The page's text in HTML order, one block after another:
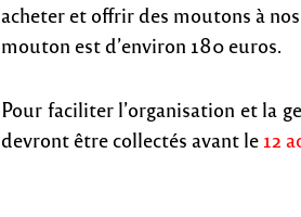
acheter et offrir des moutons à
mouton est d’environ 180 euros.
Pour faciliter l’organisation et la
devront être collectés avant le 12